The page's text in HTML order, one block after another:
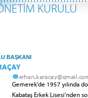
KURULU
BAŞKANI
Gemerek‘de 1957 yılında
Kabataş Erkek Lisesi‘nden